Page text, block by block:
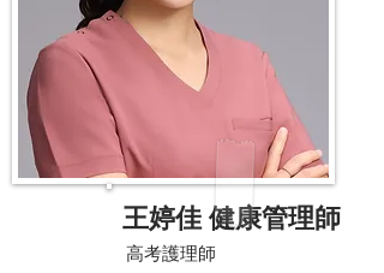
​王婷佳 健康管理師
高考​護理師